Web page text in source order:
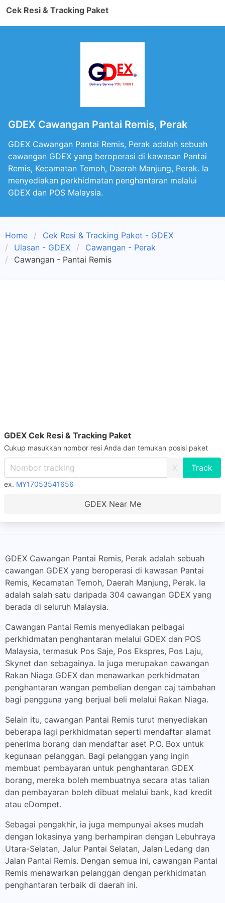
Cek Resi & Tracking Paket
GDEX Cawangan Pantai Remis, Perak
GDEX Cawangan Pantai Remis, Perak adalah sebuah
cawangan GDEX yang beroperasi di kawasan Pantai
Remis, Kecamatan Temoh, Daerah Manjung, Perak. Ia
menyediakan perkhidmatan penghantaran melalui
GDEX dan POS Malaysia.
Home
Cek Resi & Tracking Paket - GDEX
Ulasan - GDEX
Cawangan - Perak
Cawangan - Pantai Remis
GDEX Cek Resi & Tracking Paket
Cukup masukkan nombor resi Anda dan temukan posisi paket
X
ex. MY17053541656
GDEX Near Me
GDEX Cawangan Pantai Remis, Perak adalah sebuah
cawangan GDEX yang beroperasi di kawasan Pantai
Remis, Kecamatan Temoh, Daerah Manjung, Perak. Ia
adalah salah satu daripada 304 cawangan GDEX yang
berada di seluruh Malaysia.
Cawangan Pantai Remis menyediakan pelbagai
perkhidmatan penghantaran melalui GDEX dan POS
Malaysia, termasuk Pos Saje, Pos Ekspres, Pos Laju,
Skynet dan sebagainya. Ia juga merupakan cawangan
Rakan Niaga GDEX dan menawarkan perkhidmatan
penghantaran wangan pembelian dengan caj tambahan
bagi pengguna yang berjual beli melalui Rakan Niaga.
Selain itu, cawangan Pantai Remis turut menyediakan
beberapa lagi perkhidmatan seperti mendaftar alamat
penerima borang dan mendaftar aset P.O. Box untuk
kegunaan pelanggan. Bagi pelanggan yang ingin
membuat pembayaran untuk penghantaran GDEX
borang, mereka boleh membuatnya secara atas talian
dan pembayaran boleh dibuat melalui bank, kad kredit
atau eDompet.
Sebagai pengakhir, ia juga mempunyai akses mudah
dengan lokasinya yang berhampiran dengan Lebuhraya
Utara-Selatan, Jalur Pantai Selatan, Jalan Ledang dan
Jalan Pantai Remis. Dengan semua ini, cawangan Pantai
Remis menawarkan pelanggan dengan perkhidmatan
penghantaran terbaik di daerah ini.